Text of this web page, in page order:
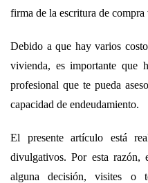
firma de la escritura de compra
Debido a que hay varios
vivienda, es importante que
profesional que te pueda
capacidad de endeudamiento.
El presente artículo está
divulgativos. Por esta razón,
alguna decisión, visites o